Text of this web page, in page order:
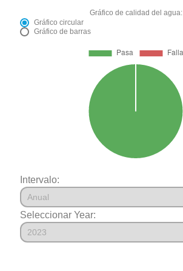
Gráfico de calidad del agua:
Gráfico circular
Gráfico de barras
Intervalo:
Seleccionar Year: